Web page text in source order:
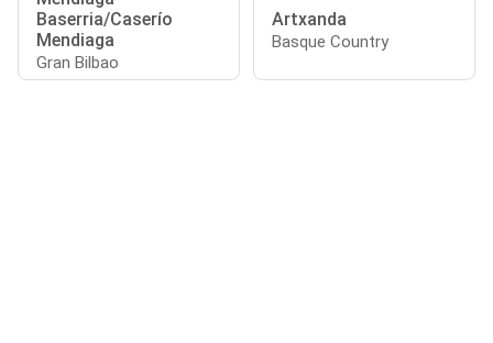
Baserria/Caserío
Mendiaga
Gran Bilbao
Artxanda
Basque Country